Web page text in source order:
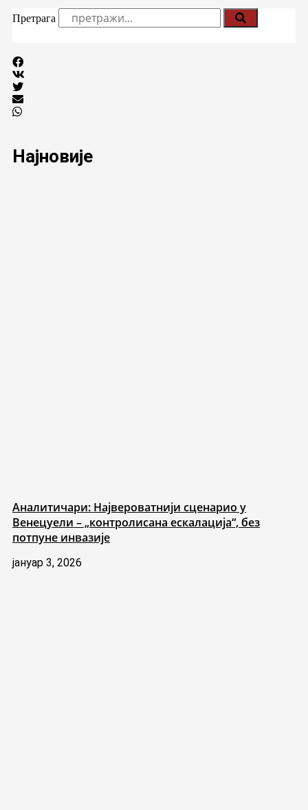
Претрага
Најновије
Аналитичари: Највероватнији сценарио у
Венецуели – „контролисана ескалација“, без
потпуне инвазије
јануар 3, 2026